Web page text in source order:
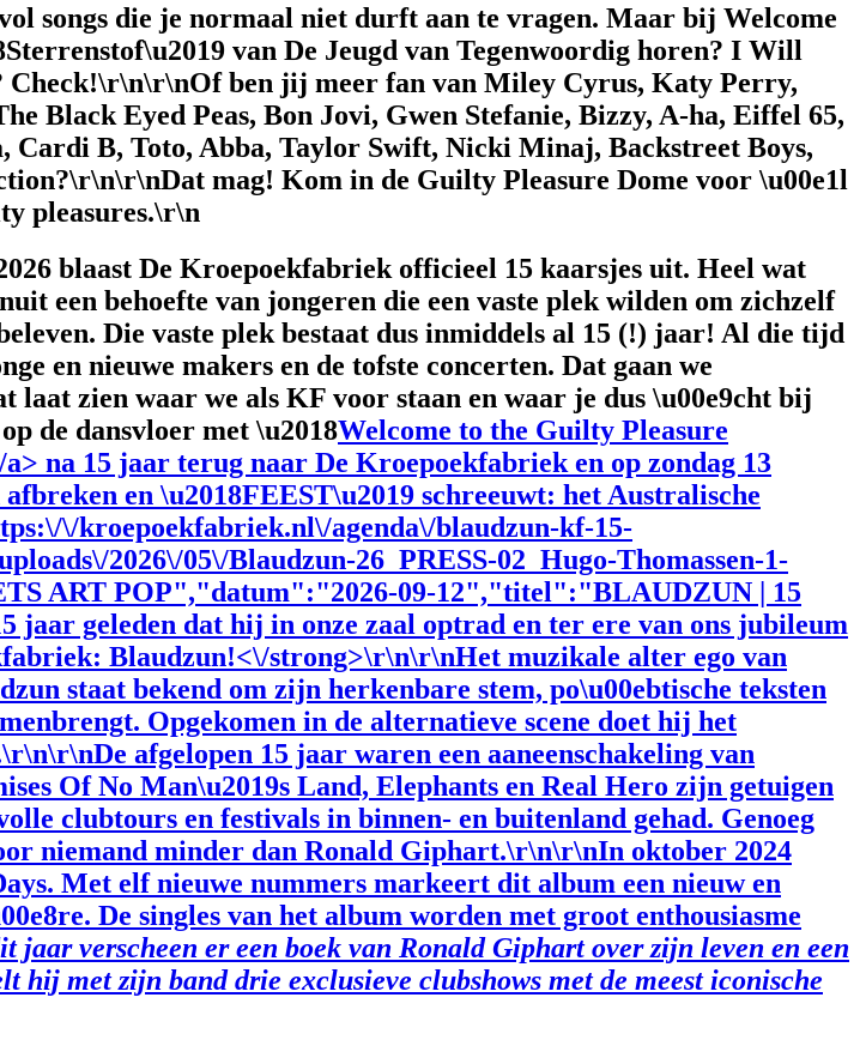
songs die je normaal niet durft aan te vragen. Maar bij Welcome
van De Jeugd van Tegenwoordig horen? I Will
Check!\r\n\r\nOf ben jij meer fan van Miley Cyrus, Katy Perry,
Black Eyed Peas, Bon Jovi, Gwen Stefanie, Bizzy, A-ha, Eiffel 65,
B, Toto, Abba, Taylor Swift, Nicki Minaj, Backstreet Boys,
mag! Kom in de Guilty Pleasure Dome voor \u00e1l
pleasures.\r\n
blaast De Kroepoekfabriek officieel 15 kaarsjes uit. Heel wat
een behoefte van jongeren die een vaste plek wilden om zichzelf
Die vaste plek bestaat dus inmiddels al 15 (!) jaar! Al die tijd
en nieuwe makers en de tofste concerten. Dat gaan we
laat zien waar we als KF voor staan en waar je dus \u00e9cht bij
de dansvloer met \u2018Welcome to the Guilty Pleasure
na 15 jaar terug naar De Kroepoekfabriek en op zondag 13
en \u2018FEEST\u2019 schreeuwt: het Australische
\/kroepoekfabriek.nl\/agenda\/blaudzun-kf-15-
2026\/05\/Blaudzun-26_PRESS-02_Hugo-Thomassen-1-
ART POP","datum":"2026-09-12","titel":"BLAUDZUN | 15
jaar geleden dat hij in onze zaal optrad en ter ere van ons jubileum
Blaudzun!<\/strong>\r\n\r\nHet muzikale alter ego van
staat bekend om zijn herkenbare stem, po\u00ebtische teksten
Opgekomen in de alternatieve scene doet hij het
afgelopen 15 jaar waren een aaneenschakeling van
Of No Man\u2019s Land, Elephants en Real Hero zijn getuigen
clubtours en festivals in binnen- en buitenland gehad. Genoeg
niemand minder dan Ronald Giphart.\r\n\r\nIn oktober 2024
Met elf nieuwe nummers markeert dit album een nieuw en
De singles van het album worden met groot enthousiasme
jaar verscheen er een boek van Ronald Giphart over zijn leven en een
met zijn band drie exclusieve clubshows met de meest iconische